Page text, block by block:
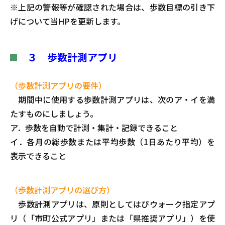
※上記の警報等が確認された場合は、歩数目標の引き下
げについて当HPを更新します。
３ 歩数計測アプリ
（歩数計測アプリの要件）
期間中に使用する歩数計測アプリは、次のア・イを満
たすものにしましょう。
ア．歩数を自動で計測・集計・記録できること
イ．各月の総歩数または平均歩数（1日あたり平均）を
表示できること
（歩数計測アプリの選び方）
歩数計測アプリは、原則としてはぴウォーク指定アプ
リ（「市町公式アプリ」または「県推奨アプリ」）を使